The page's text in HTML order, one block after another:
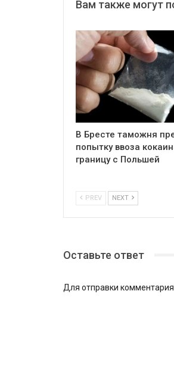
Вам также могут
В Бресте таможня
попытку ввоза
границу с Польшей
PREV NEXT
Оставьте ответ
Для отправки